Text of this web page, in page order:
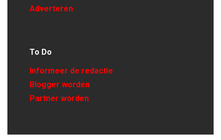
Adverteren
To Do
Informeer de redactie
Blogger worden
Partner worden